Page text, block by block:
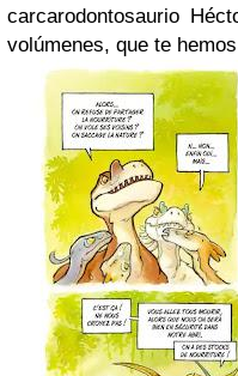
carcarodontosaurio
volúmenes, que te